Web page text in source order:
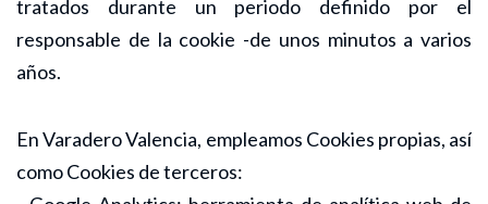
tratados durante un periodo definido por el
responsable de la cookie -de unos minutos a varios
años.
En Varadero Valencia, empleamos Cookies propias, así
como Cookies de terceros: